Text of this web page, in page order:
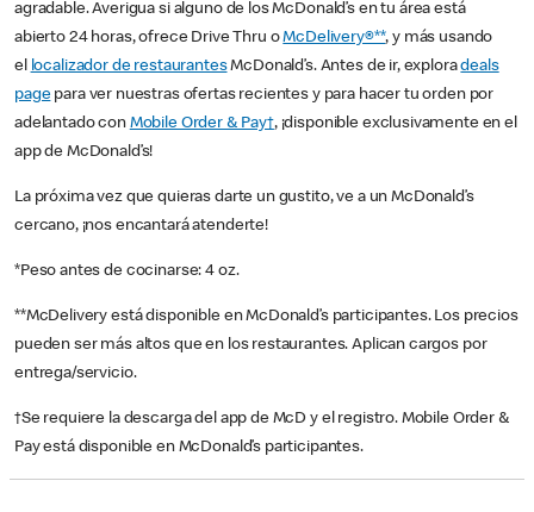
agradable. Averigua si alguno de los McDonald’s en tu área está
abierto 24 horas, ofrece Drive Thru oMcDelivery®**, y más usando
el localizador de restaurantesMcDonald’s. Antes de ir, exploradeals
pagepara ver nuestras ofertas recientes y para hacer tu orden por
adelantado con Mobile Order & Pay†, ¡disponible exclusivamente en el
app de McDonald’s!
La próxima vez que quieras darte un gustito, ve a un McDonald’s
cercano, ¡nos encantará atenderte!
*Peso antes de cocinarse: 4 oz.
**McDelivery está disponible en McDonald’s participantes. Los precios
pueden ser más altos que en los restaurantes. Aplican cargos por
entrega/servicio.
†Se requiere la descarga del app de McD y el registro. Mobile Order &
Pay está disponible en McDonald’s participantes.